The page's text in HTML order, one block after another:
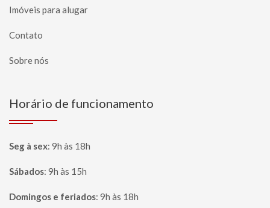
Imóveis para alugar
Contato
Sobre nós
Horário de funcionamento
Seg à sex: 9h às 18h
Sábados: 9h às 15h
Domingos e feriados: 9h às 18h